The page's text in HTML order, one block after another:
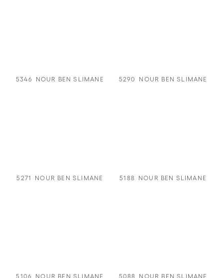
5346 NOUR BEN SLIMANE 5290 NOUR BEN SLIMANE
5271 NOUR BEN SLIMANE 5188 NOUR BEN SLIMANE
5106 NOUR BEN SLIMANE 5088 NOUR BEN SLIMANE